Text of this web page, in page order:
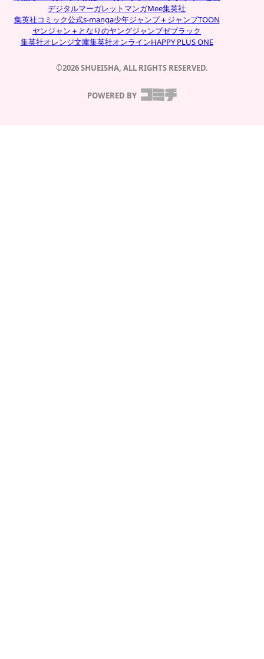
デジタルマーガレット マンガMee集英社
集英社コミック公式s-manga少年ジャンプ＋ ジャンプTOON
ヤンジャン＋ となりのヤングジャンプゼブラック
集英社オレンジ文庫集英社オンラインHAPPY PLUS ONE
©2026 SHUEISHA, ALL RIGHTS RESERVED.
POWERED BY